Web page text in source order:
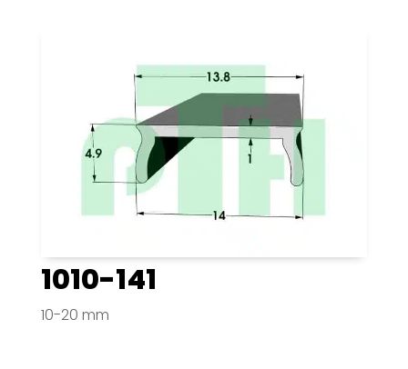
1010-141
10-20 mm